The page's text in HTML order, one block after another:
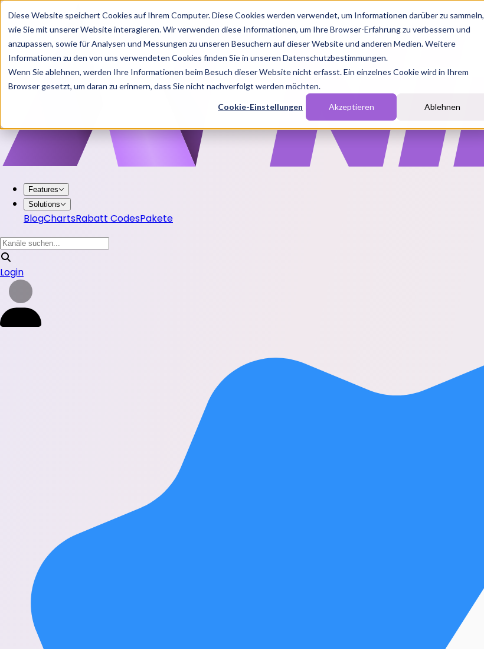
Diese Website speichert Cookies auf Ihrem Computer. Diese Cookies werden verwendet, um Informationen darüber zu sammeln,
wie Sie mit unserer Website interagieren. Wir verwenden diese Informationen, um Ihre Browser-Erfahrung zu verbessern und
anzupassen, sowie für Analysen und Messungen zu unseren Besuchern auf dieser Website und anderen Medien. Weitere
Informationen zu den von uns verwendeten Cookies finden Sie in unseren Datenschutzbestimmungen.
Wenn Sie ablehnen, werden Ihre Informationen beim Besuch dieser Website nicht erfasst. Ein einzelnes Cookie wird in Ihrem
Browser gesetzt, um daran zu erinnern, dass Sie nicht nachverfolgt werden möchten.
Cookie-Einstellungen Akzeptieren Ablehnen
Features
Solutions
BlogChartsRabatt CodesPakete
Login